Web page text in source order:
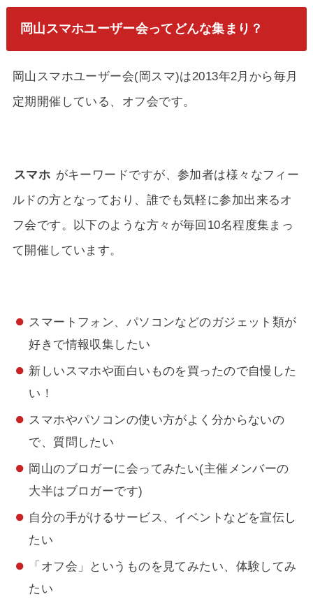
岡山スマホユーザー会ってどんな集まり？
岡山スマホユーザー会(岡スマ)は2013年2月から毎月
定期開催している、オフ会です。
スマホ がキーワードですが、参加者は様々なフィー
ルドの方となっており、誰でも気軽に参加出来るオ
フ会です。以下のような方々が毎回10名程度集まっ
て開催しています。
スマートフォン、パソコンなどのガジェット類が
好きで情報収集したい
新しいスマホや面白いものを買ったので自慢した
い！
スマホやパソコンの使い方がよく分からないの
で、質問したい
岡山のブロガーに会ってみたい(主催メンバーの
大半はブロガーです)
自分の手がけるサービス、イベントなどを宣伝し
たい
「オフ会」というものを見てみたい、体験してみ
たい